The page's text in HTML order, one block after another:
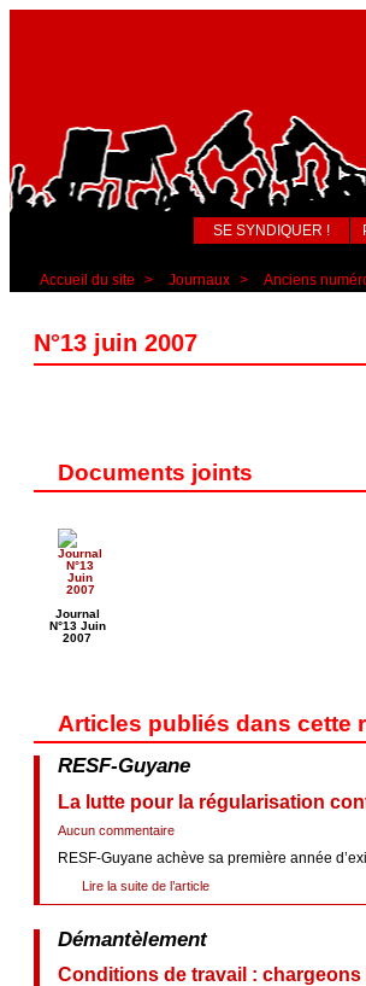
SE SYNDIQUER !
Accueil du site > Journaux > Anciens
N°13 juin 2007
Documents joints
Journal
N°13 Juin
2007
Articles publiés dans cette
RESF-Guyane
La lutte pour la régularisation
Aucun commentaire
RESF-Guyane achève sa première année
Lire la suite de l’article
Démantèlement
Conditions de travail : chargeons